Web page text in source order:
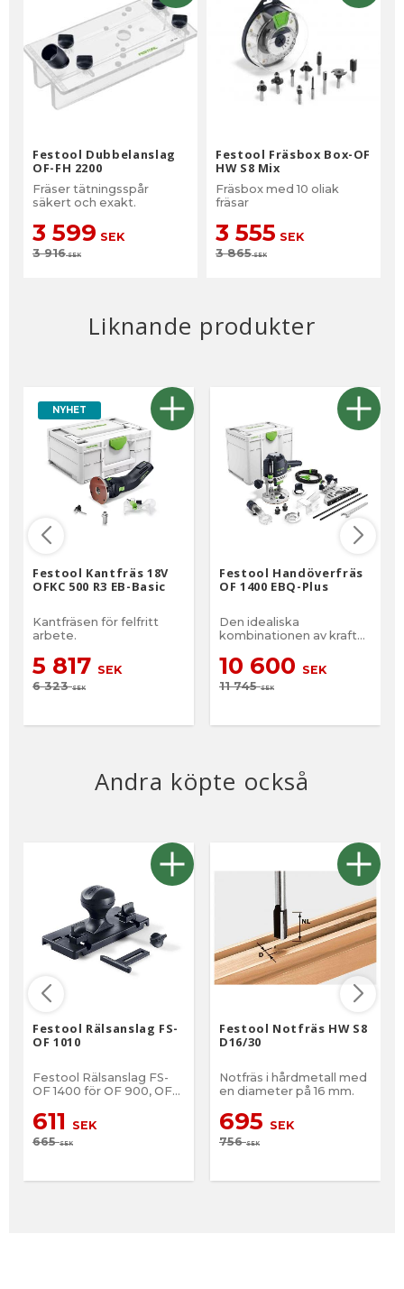
Festool Dubbelanslag
OF-FH 2200
Fräser tätningsspår
säkert och exakt.
3 599 SEK
3 916SEK
Festool Fräsbox Box-OF
HW S8 Mix
Fräsbox med 10 oliak
fräsar
3 555 SEK
3 865SEK
Liknande produkter
NYHET
Festool Kantfräs 18V
OFKC 500 R3 EB-Basic
Kantfräsen för felfritt
arbete.
5 817 SEK
6 323SEK
Festool Handöverfräs
OF 1400 EBQ-Plus
Den idealiska
kombinationen av kraft
10 600 SEK
11 745SEK
Andra köpte också
Festool Rälsanslag FS-
OF 1010
Festool Rälsanslag FS-
OF 1400 för OF 900, OF
KF Med adaptern för
styrskenan kan
handöverfräsen styras
611
SEK
665SEK
Festool Notfräs HW S8
D16/30
Notfräs i hårdmetall med
en diameter på 16 mm.
695 SEK
756SEK